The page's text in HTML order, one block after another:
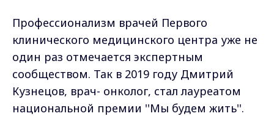
Профессионализм врачей Первого
клинического медицинского центра уже не
один раз отмечается экспертным
сообществом. Так в 2019 году Дмитрий
Кузнецов, врач- онколог, стал лауреатом
национальной премии ''Мы будем жить''.